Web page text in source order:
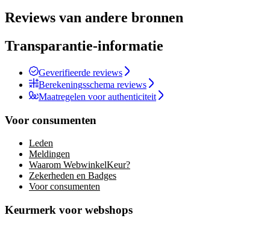
Reviews van andere bronnen
Transparantie-informatie
Geverifieerde reviews
Berekeningsschema reviews
Maatregelen voor authenticiteit
Voor consumenten
Leden
Meldingen
Waarom WebwinkelKeur?
Zekerheden en Badges
Voor consumenten
Keurmerk voor webshops